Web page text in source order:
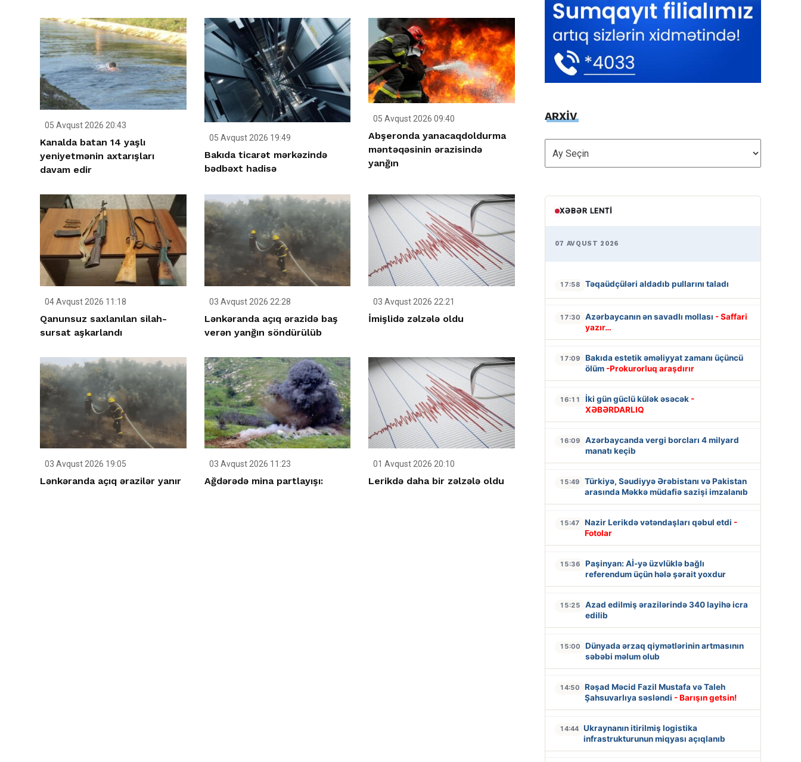
05 Avqust 2026 20:43
Kanalda batan 14 yaşlı
yeniyetmənin axtarışları
davam edir
05 Avqust 2026 19:49
Bakıda ticarət mərkəzində
bədbəxt hadisə
05 Avqust 2026 09:40
Abşeronda yanacaqdoldurma
məntəqəsinin ərazisində
yanğın
04 Avqust 2026 11:18
Qanunsuz saxlanılan silah-
sursat aşkarlandı
03 Avqust 2026 22:28
Lənkəranda açıq ərazidə baş
verən yanğın söndürülüb
03 Avqust 2026 22:21
İmişlidə zəlzələ oldu
03 Avqust 2026 19:05
Lənkəranda açıq ərazilər yanır
03 Avqust 2026 11:23
Ağdərədə mina partlayışı:
01 Avqust 2026 20:10
Lerikdə daha bir zəlzələ oldu
ARXİV
ARXİV
XƏBƏR LENTI
07 AVQUST 2026
17:58 Təqaüdçüləri aldadıb pullarını taladı
17:30 Azərbaycanın ən savadlı mollası - Saffari
yazır…
17:09
Bakıda estetik əməliyyat zamanı üçüncü
ölüm -Prokurorluq araşdırır
16:11 İki gün güclü külək əsəcək -
XƏBƏRDARLIQ
16:09
Azərbaycanda vergi borcları 4 milyard
manatı keçib
15:49
Türkiyə, Səudiyyə Ərəbistanı və Pakistan
arasında Məkkə müdafiə sazişi imzalanıb
15:47 Nazir Lerikdə vətəndaşları qəbul etdi -
Fotolar
15:36
Paşinyan: Aİ-yə üzvlüklə bağlı
referendum üçün hələ şərait yoxdur
15:25
Azad edilmiş ərazilərində 340 layihə icra
edilib
15:00
Dünyada ərzaq qiymətlərinin artmasının
səbəbi məlum olub
14:50
Rəşad Məcid Fazil Mustafa və Taleh
Şahsuvarlıya səsləndi - Barışın getsin!
14:44 Ukraynanın itirilmiş logistika
infrastrukturunun miqyası açıqlanıb